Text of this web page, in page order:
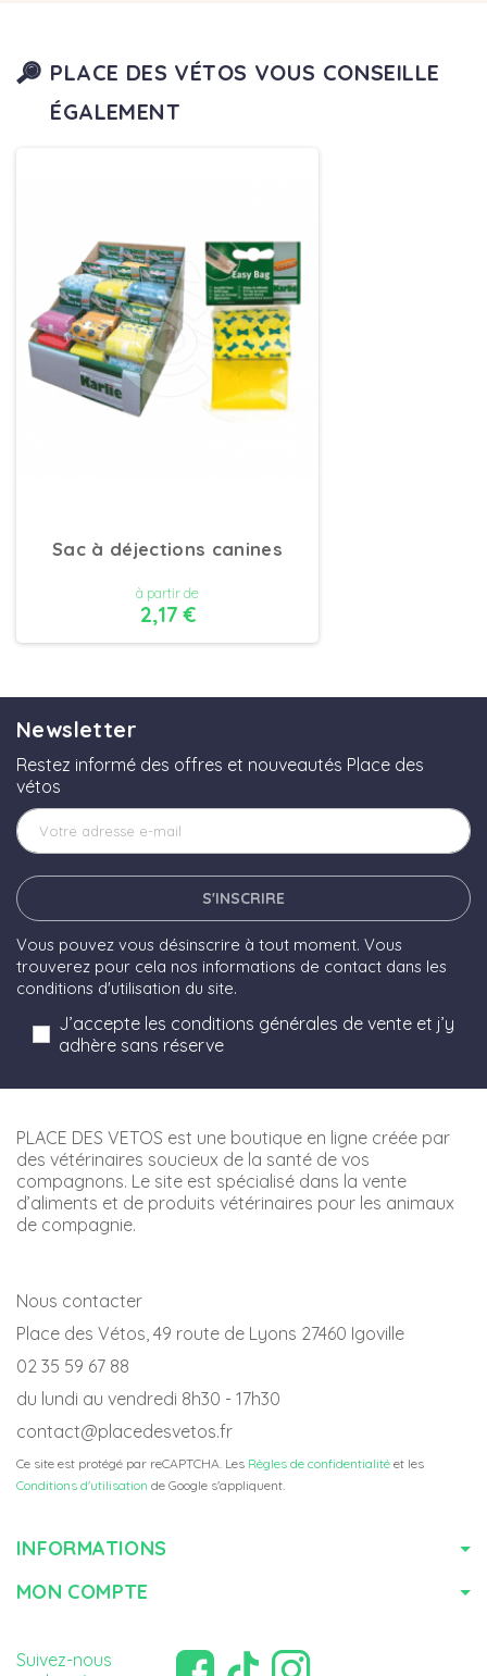
PLACE DES VÉTOS VOUS CONSEILLE
ÉGALEMENT
Sac à déjections canines
à partir de
2,17 €
Newsletter
Restez informé des offres et nouveautés Place des
vétos
S'INSCRIRE
Vous pouvez vous désinscrire à tout moment. Vous
trouverez pour cela nos informations de contact dans les
conditions d'utilisation du site.
J’accepte les conditions générales de vente et j’y
adhère sans réserve
PLACE DES VETOS est une boutique en ligne créée par
des vétérinaires soucieux de la santé de vos
compagnons. Le site est spécialisé dans la vente
d’aliments et de produits vétérinaires pour les animaux
de compagnie.
Nous contacter
Place des Vétos, 49 route de Lyons 27460 Igoville
02 35 59 67 88
du lundi au vendredi 8h30 - 17h30
contact@placedesvetos.fr
Ce site est protégé par reCAPTCHA. Les Règles de confidentialité et les
Conditions d'utilisation de Google s'appliquent.
INFORMATIONS
MON COMPTE
Suivez-nous